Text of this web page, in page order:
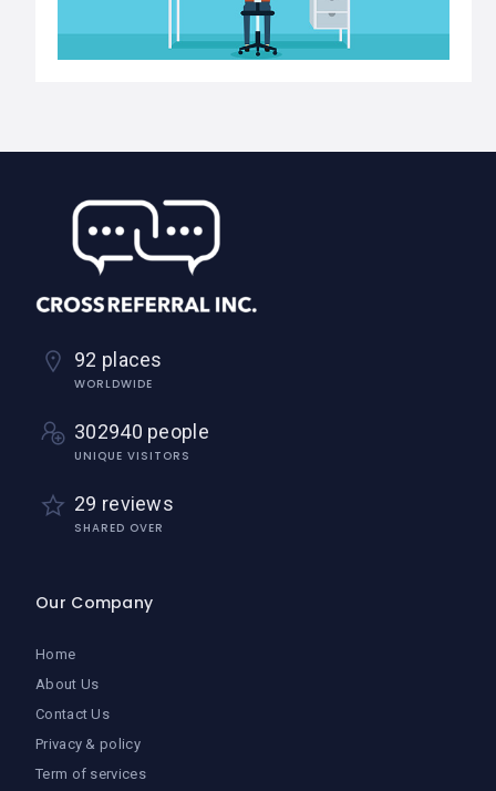
92 places
WORLDWIDE
302940 people
UNIQUE VISITORS
29 reviews
SHARED OVER
Our Company
Home
About Us
Contact Us
Privacy & policy
Term of services